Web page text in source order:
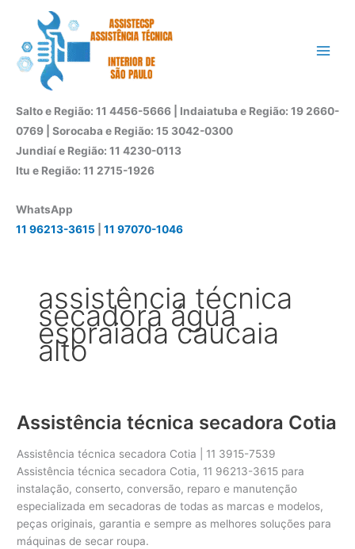
conteúdo
Salto e Região: 11 4456-5666 | Indaiatuba e Região: 19 2660-
0769 | Sorocaba e Região: 15 3042-0300
Jundiaí e Região: 11 4230-0113
Itu e Região: 11 2715-1926
WhatsApp
11 96213-3615
11 97070-1046
assistência técnica
secadora água
espraiada caucaia
alto
Assistência técnica secadora Cotia
Assistência técnica secadora Cotia | 11 3915-7539
Assistência técnica secadora Cotia, 11 96213-3615 para
instalação, conserto, conversão, reparo e manutenção
especializada em secadoras de todas as marcas e modelos,
peças originais, garantia e sempre as melhores soluções para
máquinas de secar roupa.